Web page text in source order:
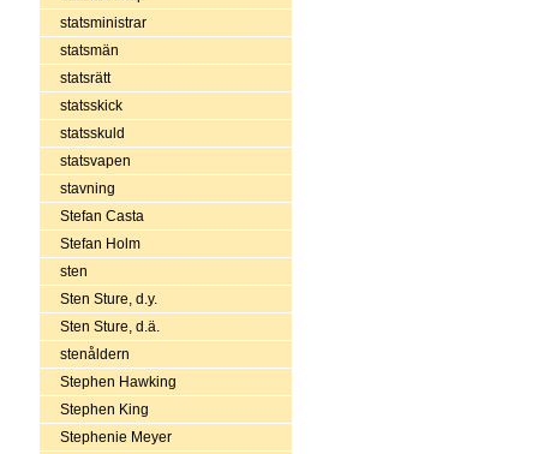
statsministrar
statsmän
statsrätt
statsskick
statsskuld
statsvapen
stavning
Stefan Casta
Stefan Holm
sten
Sten Sture, d.y.
Sten Sture, d.ä.
stenåldern
Stephen Hawking
Stephen King
Stephenie Meyer